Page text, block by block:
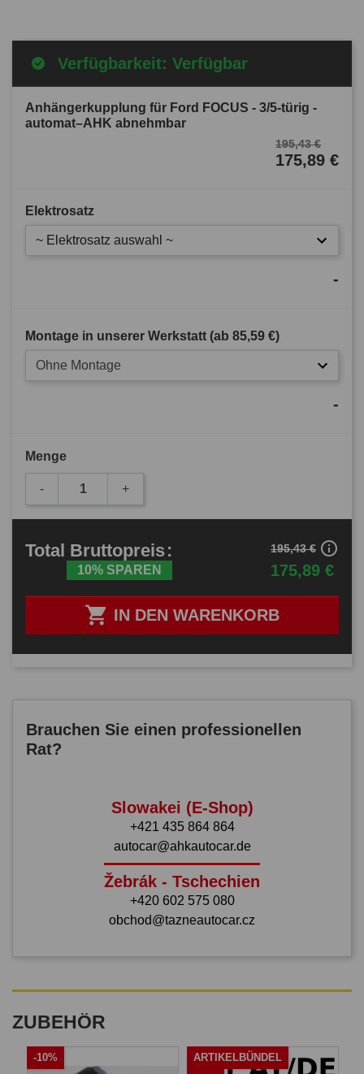
Verfügbarkeit: Verfügbar
Anhängerkupplung für Ford FOCUS - 3/5-türig -
automat–AHK abnehmbar
195,43 €
175,89 €
Elektrosatz
~ Elektrosatz auswahl ~
-
Montage in unserer Werkstatt (ab 85,59 €)
Ohne Montage
-
Menge
- +
 IN DEN WARENKORB
Total Bruttopreis:
10% SPAREN 175,89 €
195,43 € info_outline
Brauchen Sie einen professionellen
Rat?
Slowakei (E-Shop)
+421 435 864 864
autocar@ahkautocar.de
Žebrák - Tschechien
+420 602 575 080
obchod@tazneautocar.cz
ZUBEHÖR
-10%
ARTIKELBÜNDEL